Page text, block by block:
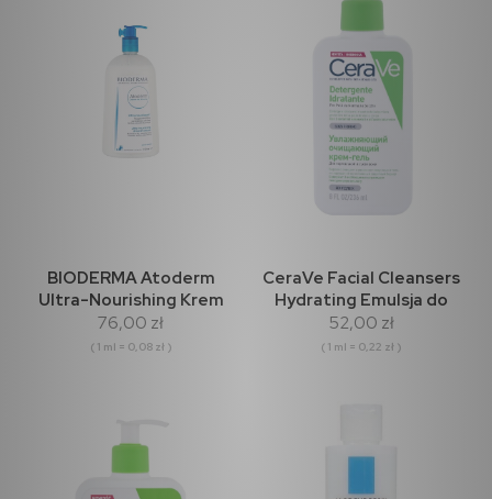
BIODERMA Atoderm
Ultra-Nourishing Krem
pod prysznic 1000ml
76,00 zł
( 1 ml = 0,08 zł )
CeraVe Facial Cleansers
Hydrating Emulsja do
mycia 236ml
52,00 zł
( 1 ml = 0,22 zł )